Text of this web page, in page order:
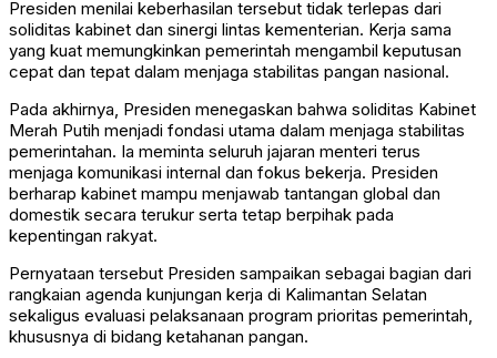
Presiden menilai keberhasilan tersebut tidak terlepas dari
soliditas kabinet dan sinergi lintas kementerian. Kerja sama
yang kuat memungkinkan pemerintah mengambil keputusan
cepat dan tepat dalam menjaga stabilitas pangan nasional.
Pada akhirnya, Presiden menegaskan bahwa soliditas Kabinet
Merah Putih menjadi fondasi utama dalam menjaga stabilitas
pemerintahan. Ia meminta seluruh jajaran menteri terus
menjaga komunikasi internal dan fokus bekerja. Presiden
berharap kabinet mampu menjawab tantangan global dan
domestik secara terukur serta tetap berpihak pada
kepentingan rakyat.
Pernyataan tersebut Presiden sampaikan sebagai bagian dari
rangkaian agenda kunjungan kerja di Kalimantan Selatan
sekaligus evaluasi pelaksanaan program prioritas pemerintah,
khususnya di bidang ketahanan pangan.